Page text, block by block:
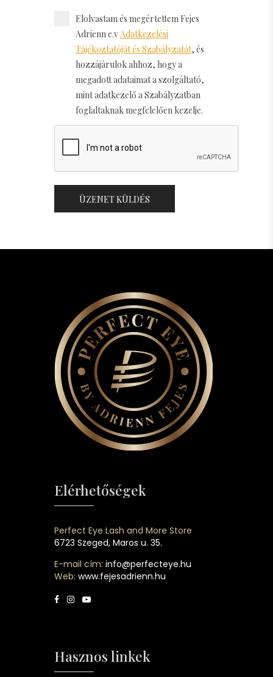
Elolvastam és megértettem Fejes
Adrienn e.vAdatkezelési
Tájékoztatóját és Szabályzatát, és
hozzájárulok ahhoz, hogy a
megadott adataimat a szolgáltató,
mint adatkezelő a Szabályzatban
foglaltaknak megfelelően kezelje.
ÜZENET KÜLDÉS
Elérhetőségek
Perfect Eye Lash and More Store
6723 Szeged, Maros u. 35.
E-mail cím: info@perfecteye.hu
Web: www.fejesadrienn.hu
Hasznos linkek